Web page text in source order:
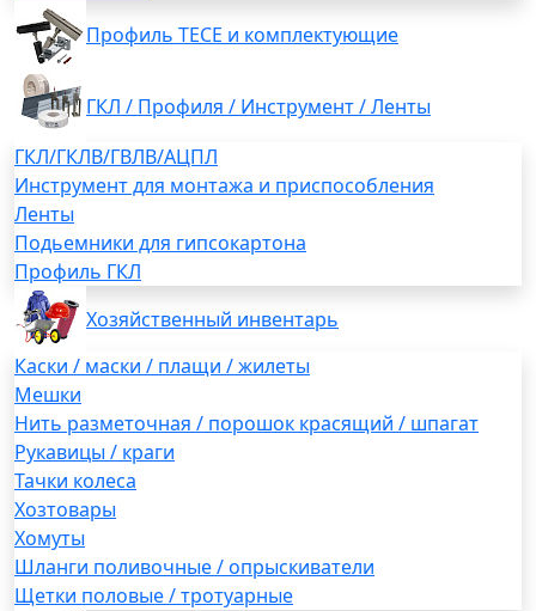
Профиль TECE и комплектующие
ГКЛ / Профиля / Инструмент / Ленты
ГКЛ/ГКЛВ/ГВЛВ/АЦПЛ
Инструмент для монтажа и приспособления
Ленты
Подьемники для гипсокартона
Профиль ГКЛ
Хозяйственный инвентарь
Каски / маски / плащи / жилеты
Мешки
Нить разметочная / порошок красящий / шпагат
Рукавицы / краги
Тачки колеса
Хозтовары
Хомуты
Шланги поливочные / опрыскиватели
Щетки половые / тротуарные